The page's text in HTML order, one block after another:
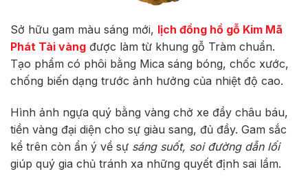
Sở hữu gam màu sáng mới, lịch đồng hồ gỗ Kim Mã
Phát Tài vàng được làm từ khung gỗ Tràm chuẩn.
Tạo phẩm có phôi bằng Mica sáng bóng, chốc xước,
chống biến dạng trước ảnh hưởng của nhiệt độ cao.
Hình ảnh ngựa quý bằng vàng chở xe đầy châu báu,
tiền vàng đại diện cho sự giàu sang, đủ đầy. Gam sắc
kể trên còn ẩn ý về sự sáng suốt, soi đường dẫn lối
giúp quý gia chủ tránh xa những quyết định sai lầm.